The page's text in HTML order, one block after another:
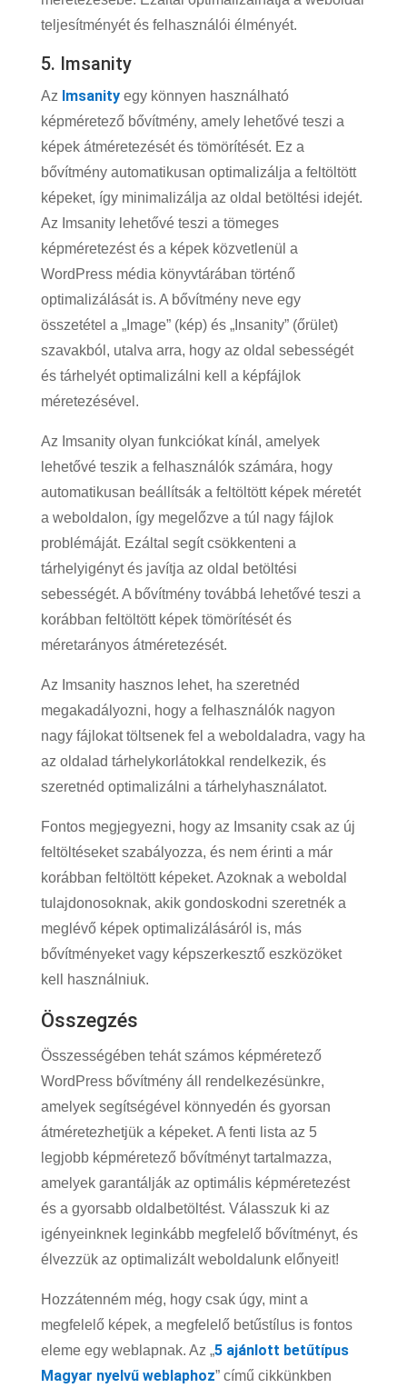
teljesítményét és felhasználói élményét.
5. Imsanity
Az Imsanityegy könnyen használható
képméretező bővítmény, amely lehetővé teszi a
képek átméretezését és tömörítését. Ez a
bővítmény automatikusan optimalizálja a feltöltött
képeket, így minimalizálja az oldal betöltési idejét.
Az Imsanity lehetővé teszi a tömeges
képméretezést és a képek közvetlenül a
WordPress média könyvtárában történő
optimalizálását is. A bővítmény neve egy
összetétel a „Image” (kép) és „Insanity” (őrület)
szavakból, utalva arra, hogy az oldal sebességét
és tárhelyét optimalizálni kell a képfájlok
méretezésével.
Az Imsanity olyan funkciókat kínál, amelyek
lehetővé teszik a felhasználók számára, hogy
automatikusan beállítsák a feltöltött képek méretét
a weboldalon, így megelőzve a túl nagy fájlok
problémáját. Ezáltal segít csökkenteni a
tárhelyigényt és javítja az oldal betöltési
sebességét. A bővítmény továbbá lehetővé teszi a
korábban feltöltött képek tömörítését és
méretarányos átméretezését.
Az Imsanity hasznos lehet, ha szeretnéd
megakadályozni, hogy a felhasználók nagyon
nagy fájlokat töltsenek fel a weboldaladra, vagy ha
az oldalad tárhelykorlátokkal rendelkezik, és
szeretnéd optimalizálni a tárhelyhasználatot.
Fontos megjegyezni, hogy az Imsanity csak az új
feltöltéseket szabályozza, és nem érinti a már
korábban feltöltött képeket. Azoknak a weboldal
tulajdonosoknak, akik gondoskodni szeretnék a
meglévő képek optimalizálásáról is, más
bővítményeket vagy képszerkesztő eszközöket
kell használniuk.
Összegzés
Összességében tehát számos képméretező
WordPress bővítmény áll rendelkezésünkre,
amelyek segítségével könnyedén és gyorsan
átméretezhetjük a képeket. A fenti lista az 5
legjobb képméretező bővítményt tartalmazza,
amelyek garantálják az optimális képméretezést
és a gyorsabb oldalbetöltést. Válasszuk ki az
igényeinknek leginkább megfelelő bővítményt, és
élvezzük az optimalizált weboldalunk előnyeit!
Hozzátenném még, hogy csak úgy, mint a
megfelelő képek, a megfelelő betűstílus is fontos
eleme egy weblapnak. Az „5 ajánlott betűtípus
Magyar nyelvű weblaphoz” című cikkünkben